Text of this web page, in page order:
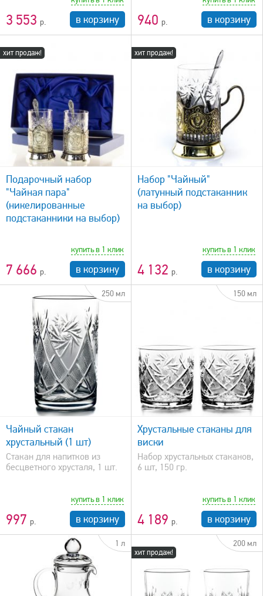
3 553 в корзину 940 в корзину
хит продаж!
Подарочный набор
"Чайная пара"
(никелированные
подстаканники на выбор)
7 666
купить в 1 клик
в корзину
хит продаж!
быстрый просмотр
Набор "Чайный"
(латунный подстаканник
на выбор)
4 132
купить в 1 клик
в корзину
250 мл
Чайный стакан
хрустальный (1 шт)
Стакан для напитков из
бесцветного хрусталя, 1 шт.
997
купить в 1 клик
в корзину
150 мл
быстрый просмотр
Хрустальные стаканы для
виски
Набор хрустальных стаканов,
6 шт, 150 гр.
4 189
купить в 1 клик
в корзину
1 л
хит продаж!
200 мл